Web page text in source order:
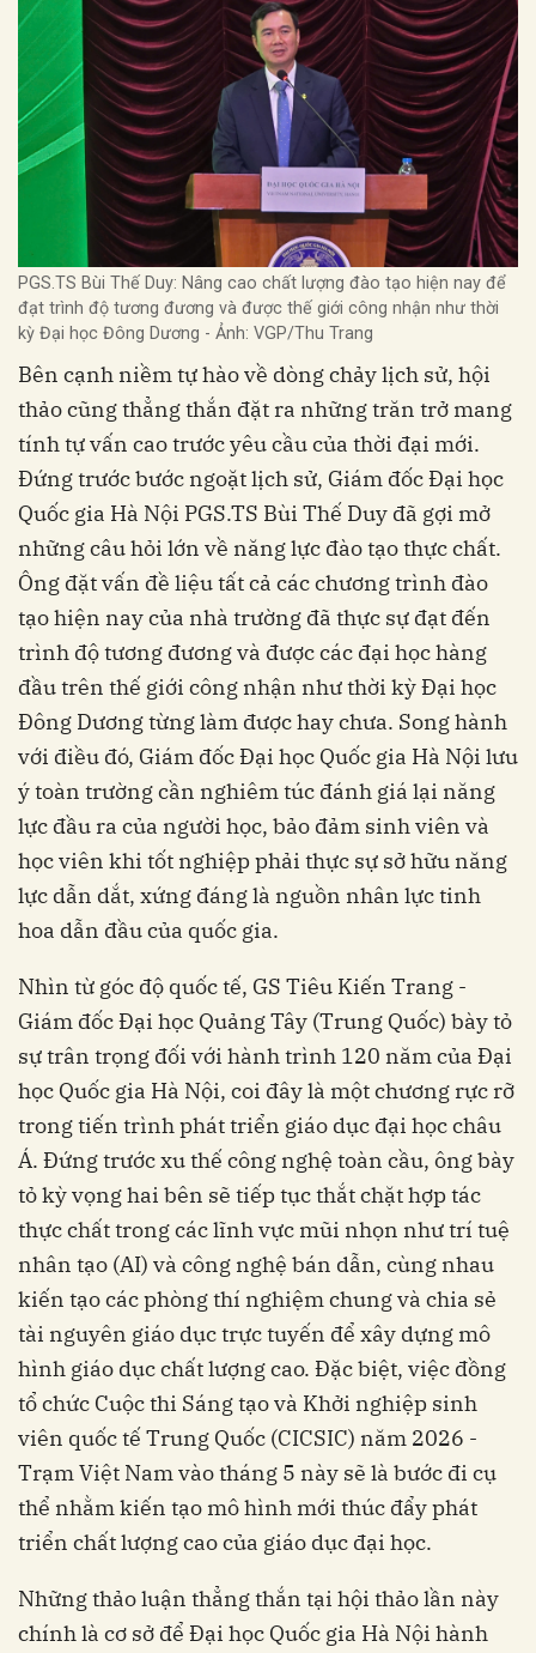
PGS.TS Bùi Thế Duy: Nâng cao chất lượng đào tạo hiện nay để
đạt trình độ tương đương và được thế giới công nhận như thời
kỳ Đại học Đông Dương - Ảnh: VGP/Thu Trang
Bên cạnh niềm tự hào về dòng chảy lịch sử, hội
thảo cũng thẳng thắn đặt ra những trăn trở mang
tính tự vấn cao trước yêu cầu của thời đại mới.
Đứng trước bước ngoặt lịch sử, Giám đốc Đại học
Quốc gia Hà Nội PGS.TS Bùi Thế Duy đã gợi mở
những câu hỏi lớn về năng lực đào tạo thực chất.
Ông đặt vấn đề liệu tất cả các chương trình đào
tạo hiện nay của nhà trường đã thực sự đạt đến
trình độ tương đương và được các đại học hàng
đầu trên thế giới công nhận như thời kỳ Đại học
Đông Dương từng làm được hay chưa. Song hành
với điều đó, Giám đốc Đại học Quốc gia Hà Nội lưu
ý toàn trường cần nghiêm túc đánh giá lại năng
lực đầu ra của người học, bảo đảm sinh viên và
học viên khi tốt nghiệp phải thực sự sở hữu năng
lực dẫn dắt, xứng đáng là nguồn nhân lực tinh
hoa dẫn đầu của quốc gia.
Nhìn từ góc độ quốc tế, GS Tiêu Kiến Trang -
Giám đốc Đại học Quảng Tây (Trung Quốc) bày tỏ
sự trân trọng đối với hành trình 120 năm của Đại
học Quốc gia Hà Nội, coi đây là một chương rực rỡ
trong tiến trình phát triển giáo dục đại học châu
Á. Đứng trước xu thế công nghệ toàn cầu, ông bày
tỏ kỳ vọng hai bên sẽ tiếp tục thắt chặt hợp tác
thực chất trong các lĩnh vực mũi nhọn như trí tuệ
nhân tạo (AI) và công nghệ bán dẫn, cùng nhau
kiến tạo các phòng thí nghiệm chung và chia sẻ
tài nguyên giáo dục trực tuyến để xây dựng mô
hình giáo dục chất lượng cao. Đặc biệt, việc đồng
tổ chức Cuộc thi Sáng tạo và Khởi nghiệp sinh
viên quốc tế Trung Quốc (CICSIC) năm 2026 -
Trạm Việt Nam vào tháng 5 này sẽ là bước đi cụ
thể nhằm kiến tạo mô hình mới thúc đẩy phát
triển chất lượng cao của giáo dục đại học.
Những thảo luận thẳng thắn tại hội thảo lần này
chính là cơ sở để Đại học Quốc gia Hà Nội hành